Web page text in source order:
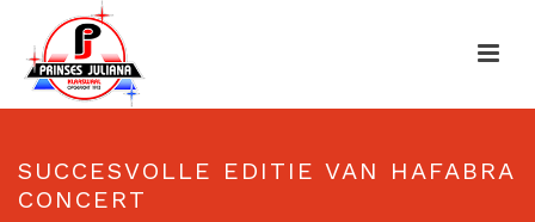
SUCCESVOLLE EDITIE VAN HAFABRA
CONCERT